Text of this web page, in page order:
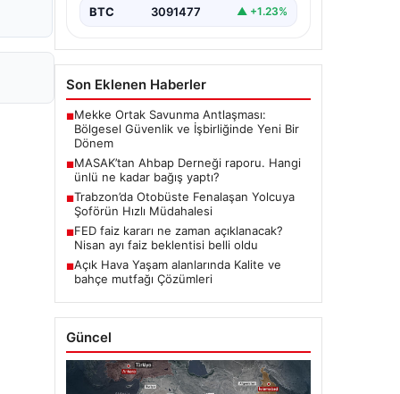
BTC 3091477 ▲ +1.23%
Son Eklenen Haberler
■Mekke Ortak Savunma Antlaşması:
Bölgesel Güvenlik ve İşbirliğinde Yeni Bir
Dönem
■MASAK’tan Ahbap Derneği raporu. Hangi
ünlü ne kadar bağış yaptı?
■Trabzon’da Otobüste Fenalaşan Yolcuya
Şoförün Hızlı Müdahalesi
■FED faiz kararı ne zaman açıklanacak?
Nisan ayı faiz beklentisi belli oldu
■Açık Hava Yaşam alanlarında Kalite ve
bahçe mutfağı Çözümleri
Güncel